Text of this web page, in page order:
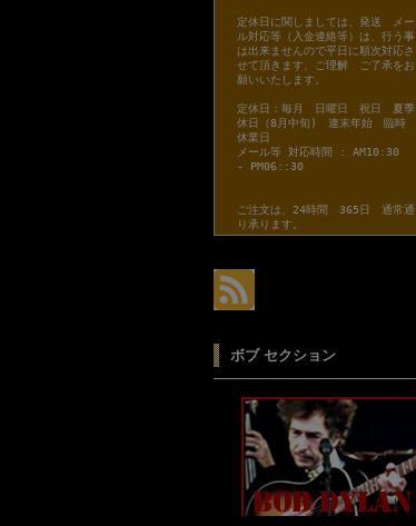
定休日に関しましては、発送 メー
ル対応等（入金連絡等）は、行う事
は出来ませんので平日に順次対応さ
せて頂きます、ご理解 ご了承をお
願いいたします。
定休日：毎月 日曜日 祝日 夏季
休日（8月中旬) 連末年始 臨時
休業日
メール等 対応時間 : AM10:30
- PM06::30
ご注文は、24時間 365日 通常通
り承ります。
ボブ セクション